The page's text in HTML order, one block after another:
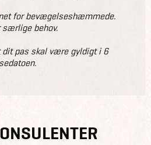
for bevægelseshæmmede.
særlige behov.
pas skal være gyldigt i 6